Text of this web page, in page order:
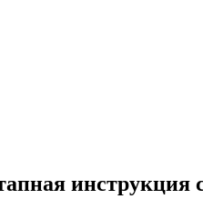
инструкция